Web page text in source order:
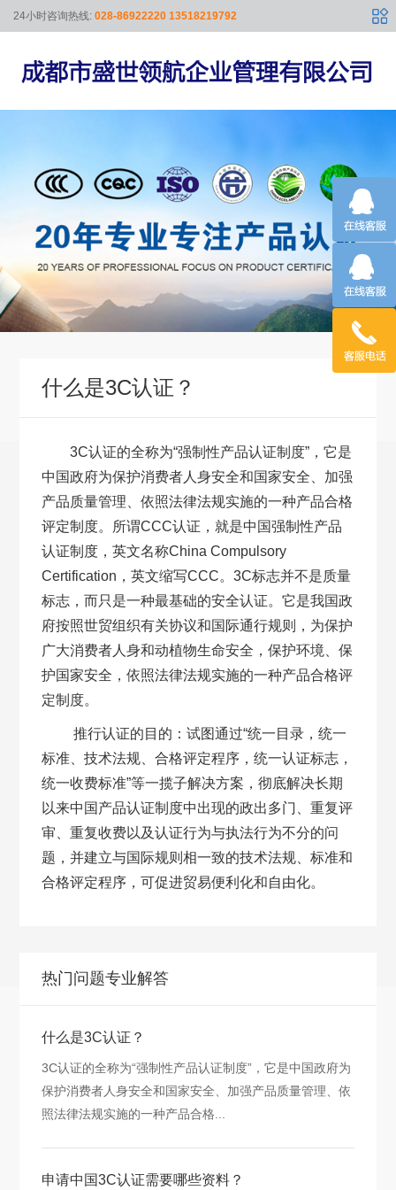
24小时咨询热线: 028-86922220 13518219792
什么是3C认证？
3C认证的全称为“强制性产品认证制度”，它是
中国政府为保护消费者人身安全和国家安全、加强
产品质量管理、依照法律法规实施的一种产品合格
评定制度。所谓CCC认证，就是中国强制性产品
认证制度，英文名称China Compulsory
Certification，英文缩写CCC。3C标志并不是质量
标志，而只是一种最基础的安全认证。它是我国政
府按照世贸组织有关协议和国际通行规则，为保护
广大消费者人身和动植物生命安全，保护环境、保
护国家安全，依照法律法规实施的一种产品合格评
定制度。
推行认证的目的：试图通过“统一目录，统一
标准、技术法规、合格评定程序，统一认证标志，
统一收费标准”等一揽子解决方案，彻底解决长期
以来中国产品认证制度中出现的政出多门、重复评
审、重复收费以及认证行为与执法行为不分的问
题，并建立与国际规则相一致的技术法规、标准和
合格评定程序，可促进贸易便利化和自由化。
热门问题专业解答
什么是3C认证？
3C认证的全称为“强制性产品认证制度”，它是中国政府为
保护消费者人身安全和国家安全、加强产品质量管理、依
照法律法规实施的一种产品合格...
申请中国3C认证需要哪些资料？